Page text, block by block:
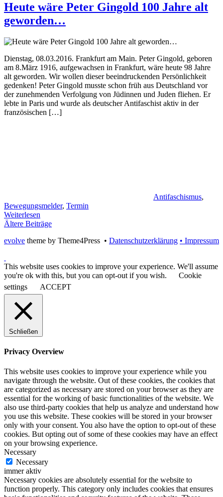
Heute wäre Peter Gingold 100 Jahre alt
geworden…
Dienstag, 08.03.2016. Frankfurt am Main. Peter Gingold, geboren
am 8.März 1916, aufgewachsen in Frankfurt, wäre heute 98 Jahre
alt geworden. Wir wollen dieser beeindruckenden Persönlichkeit
gedenken! Peter Gingold musste schon früh aus Deutschland vor
der zunehmenden Verfolgung von Jüdinnen und Juden fliehen. Er
lebte in Paris und wurde als deutscher Antifaschist aktiv in der
französischen […]
Antifaschismus,
Bewegungsmelder, Termin
Weiterlesen
Ältere Beiträge
evolve theme by Theme4Press • Datenschutzerklärung • Impressum
This website uses cookies to improve your experience. We'll assume
you're ok with this, but you can opt-out if you wish.
Cookie
settings
ACCEPT
Schließen
Privacy Overview
This website uses cookies to improve your experience while you
navigate through the website. Out of these cookies, the cookies that
are categorized as necessary are stored on your browser as they are
essential for the working of basic functionalities of the website. We
also use third-party cookies that help us analyze and understand how
you use this website. These cookies will be stored in your browser
only with your consent. You also have the option to opt-out of these
cookies. But opting out of some of these cookies may have an effect
on your browsing experience.
Necessary
Necessary
immer aktiv
Necessary cookies are absolutely essential for the website to
function properly. This category only includes cookies that ensures